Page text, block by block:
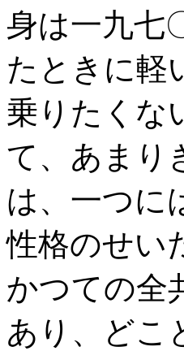
身は一九七
たときに軽
乗りたくな
て、あまり
は、一つに
性格のせい
かつての全
あり、どこ